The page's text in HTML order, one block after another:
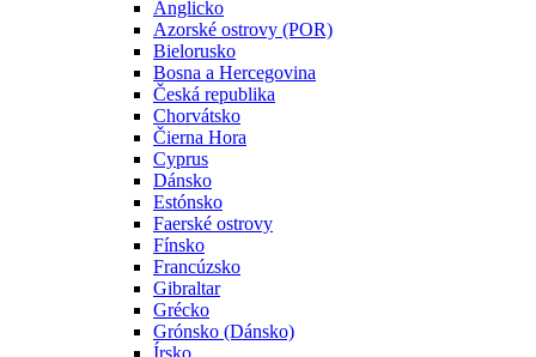
Anglicko
Azorské ostrovy (POR)
Bielorusko
Bosna a Hercegovina
Česká republika
Chorvátsko
Čierna Hora
Cyprus
Dánsko
Estónsko
Faerské ostrovy
Fínsko
Francúzsko
Gibraltar
Grécko
Grónsko (Dánsko)
Írsko